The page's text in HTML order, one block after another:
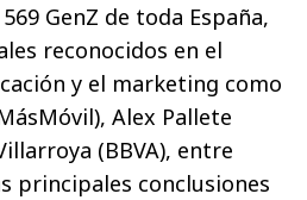
GenZ de toda España,
reconocidos en el
y el marketing como
Alex Pallete
(BBVA), entre
principales conclusiones